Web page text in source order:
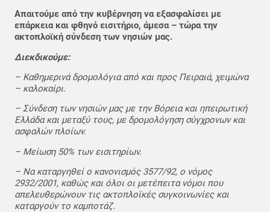
Απαιτούμε από την κυβέρνηση να εξασφαλίσει με
επάρκεια και φθηνό εισιτήριο, άμεσα – τώρα την
ακτοπλοϊκή σύνδεση των νησιών μας.
Διεκδικούμε:
– Καθημερινά δρομολόγια από και προς Πειραιά, χειμώνα
– καλοκαίρι.
– Σύνδεση των νησιών μας με την Βόρεια και ηπειρωτική
Ελλάδα και μεταξύ τους, με δρομολόγηση σύγχρονων και
ασφαλών πλοίων.
– Μείωση 50% των εισιτηρίων.
– Να καταργηθεί ο κανονισμός 3577/92, ο νόμος
2932/2001, καθώς και όλοι οι μετέπειτα νόμοι που
απελευθερώνουν τις ακτοπλοϊκές συγκοινωνίες και
καταργούν το καμποτάζ.